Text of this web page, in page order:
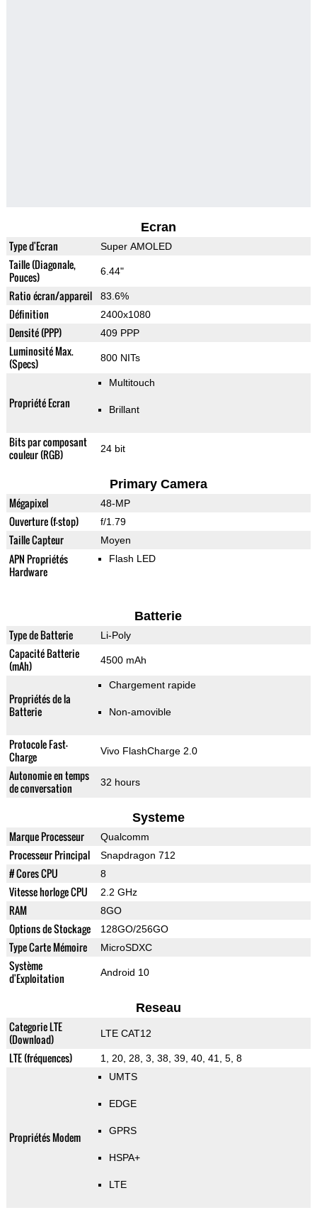
Ecran
Type d'Ecran Super AMOLED
Taille (Diagonale,
Pouces)
6.44"
Ratio écran/appareil 83.6%
Définition 2400x1080
Densité (PPP) 409 PPP
Luminosité Max.
(Specs)
800 NITs
Propriété Ecran
Multitouch
Brillant
Bits par composant
couleur (RGB)
24 bit
Primary Camera
Mégapixel 48-MP
Ouverture (f-stop) f/1.79
Taille Capteur Moyen
APN Propriétés
Hardware
Flash LED
Batterie
Type de Batterie Li-Poly
Capacité Batterie
(mAh)
4500 mAh
Propriétés de la
Batterie
Chargement rapide
Non-amovible
Protocole Fast-
Charge
Vivo FlashCharge 2.0
Autonomie en temps
de conversation
32 hours
Systeme
Marque Processeur Qualcomm
Processeur Principal Snapdragon 712
# Cores CPU 8
Vitesse horloge CPU 2.2 GHz
RAM 8GO
Options de Stockage 128GO/256GO
Type Carte Mémoire MicroSDXC
Système
d'Exploitation
Android 10
Reseau
Categorie LTE
(Download)
LTE CAT12
LTE (fréquences) 1, 20, 28, 3, 38, 39, 40, 41, 5, 8
Propriétés Modem
UMTS
EDGE
GPRS
HSPA+
LTE